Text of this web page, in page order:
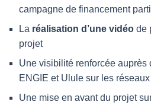
campagne de financement
La réalisation d’une vidéo de
projet
Une visibilité renforcée auprès
ENGIE et Ulule sur les
Une mise en avant du projet